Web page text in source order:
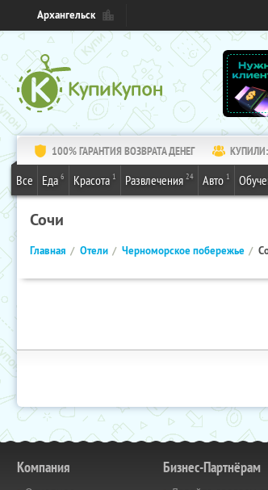
Архангельск
100% ГАРАНТИЯ ВОЗВРАТА ДЕНЕГ КУПИЛИ:
Все Еда 6 Красота 1 Развлечения 24 Авто 1
Сочи
Главная Отели Черноморское побережье
Компания Бизнес-Партнёрам